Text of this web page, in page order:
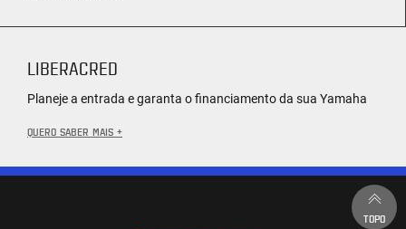
LIBERACRED
Planeje a entrada e garanta o financiamento da sua Yamaha
QUERO SABER MAIS +
TOPO